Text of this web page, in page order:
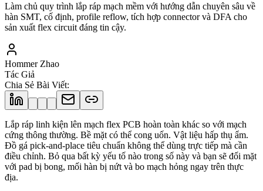
Làm chủ quy trình lắp ráp mạch mềm với hướng dẫn chuyên sâu về
hàn SMT, cố định, profile reflow, tích hợp connector và DFA cho
sản xuất flex circuit đáng tin cậy.
Hommer Zhao
Tác Giả
Chia Sẻ Bài Viết:
Lắp ráp linh kiện lên mạch flex PCB hoàn toàn khác so với mạch
cứng thông thường. Bề mặt có thể cong uốn. Vật liệu hấp thụ ẩm.
Đồ gá pick-and-place tiêu chuẩn không thể dùng trực tiếp mà cần
điều chỉnh. Bỏ qua bất kỳ yếu tố nào trong số này và bạn sẽ đối mặt
với pad bị bong, mối hàn bị nứt và bo mạch hỏng ngay trên thực
địa.